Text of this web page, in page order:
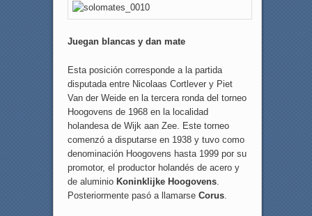
Juegan blancas y dan mate
Esta posición corresponde a la partida
disputada entre Nicolaas Cortlever y Piet
Van der Weide en la tercera ronda del torneo
Hoogovens de 1968 en la localidad
holandesa de Wijk aan Zee. Este torneo
comenzó a disputarse en 1938 y tuvo como
denominación Hoogovens hasta 1999 por su
promotor, el productor holandés de acero y
de aluminio Koninklijke Hoogovens.
Posteriormente pasó a llamarse Corus.